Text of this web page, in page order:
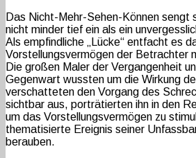
Das Nicht-Mehr-Sehen-Können sengt
nicht minder tief ein als ein
Als empfindliche „Lücke“ entfacht es
Vorstellungsvermögen der Betrachter
Die großen Maler der Vergangenheit
Gegenwart wussten um die Wirkung
verschatteten den Vorgang des
sichtbar aus, porträtierten ihn in den
um das Vorstellungsvermögen zu
thematisierte Ereignis seiner
berauben.